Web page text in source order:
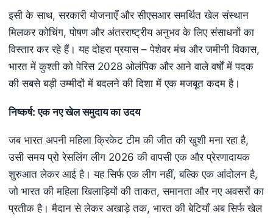
इसी के साथ, सरकारी योजनाएँ और सीएसआर समर्थित खेल संस्थान
मिलकर कोचिंग, पोषण और अंतरराष्ट्रीय अनुभव के लिए संसाधनों का
विस्तार कर रहे हैं। यह दोहरा प्रयास – पेशेवर मंच और जमीनी विकास,
भारत में कुश्ती को पेरिस 2028 ओलंपिक और आने वाले वर्षों में पदक
की सबसे बड़ी उम्मीदों में बदलने की दिशा में एक मजबूत कदम है।
निष्कर्ष: एक नए खेल समुदाय का उदय
जब भारत अपनी महिला क्रिकेट टीम की जीत की खुशी मना रहा है,
उसी समय प्रो रेसलिंग लीग 2026 की वापसी एक और प्रेरणादायक
शुरुआत लेकर आई है। यह सिर्फ एक लीग नहीं, बल्कि एक आंदोलन है,
जो भारत की महिला खिलाड़ियों की ताकत, समानता और नए अवसरों का
प्रतीक है। मैदान से लेकर अखाड़े तक, भारत की बेटियाँ अब सिर्फ खेल